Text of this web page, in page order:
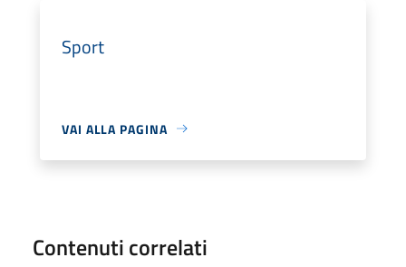
Sport
VAI ALLA PAGINA
Contenuti correlati